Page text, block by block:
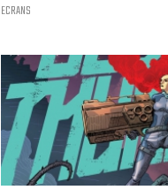
ECRANS